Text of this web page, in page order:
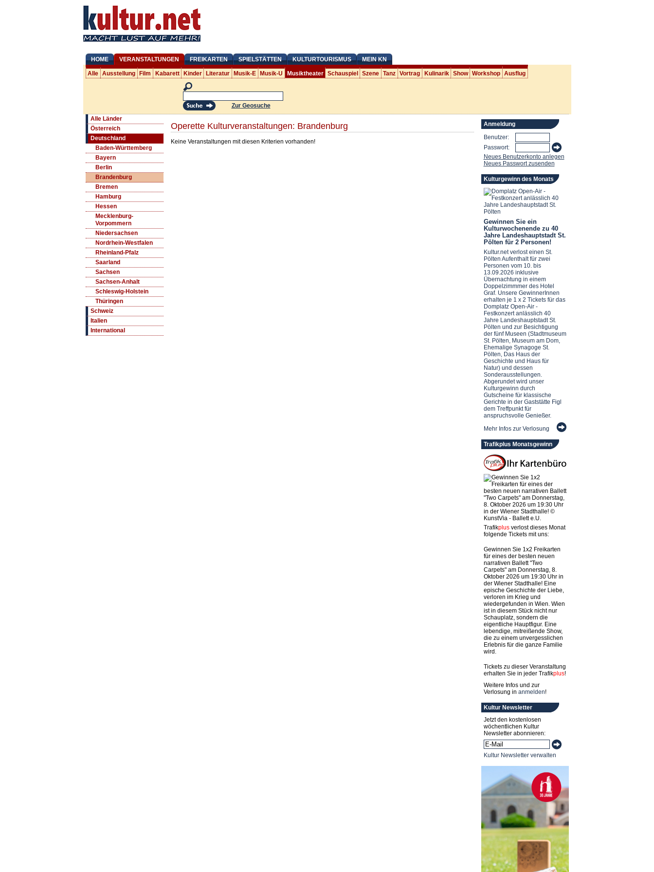
HOME VERANSTALTUNGEN FREIKARTEN SPIELSTÄTTEN KULTURTOURISMUS MEIN KN
Alle Ausstellung Film Kabarett Kinder Literatur Musik-E Musik-U Musiktheater Schauspiel Szene Tanz Vortrag Kulinarik Show Workshop Ausflug
Zur Geosuche
Alle Länder
Österreich
Deutschland
Baden-Württemberg
Bayern
Berlin
Brandenburg
Bremen
Hamburg
Hessen
Mecklenburg-
Vorpommern
Niedersachsen
Nordrhein-Westfalen
Rheinland-Pfalz
Saarland
Sachsen
Sachsen-Anhalt
Schleswig-Holstein
Thüringen
Schweiz
Italien
International
Operette Kulturveranstaltungen: Brandenburg
Keine Veranstaltungen mit diesen Kriterien vorhanden!
Anmeldung
Benutzer:
Passwort:
Neues Benutzerkonto anlegen
Neues Passwort zusenden
Kulturgewinn des Monats
Gewinnen Sie ein
Kulturwochenende zu 40
Jahre Landeshauptstadt St.
Pölten für 2 Personen!
Kultur.net verlost einen St.
Pölten Aufenthalt für zwei
Personen vom 10. bis
13.09.2026 inklusive
Übernachtung in einem
Doppelzimmmer des Hotel
Graf. Unsere GewinnerInnen
erhalten je 1 x 2 Tickets für das
Domplatz Open-Air -
Festkonzert anlässlich 40
Jahre Landeshauptstadt St.
Pölten und zur Besichtigung
der fünf Museen (Stadtmuseum
St. Pölten, Museum am Dom,
Ehemalige Synagoge St.
Pölten, Das Haus der
Geschichte und Haus für
Natur) und dessen
Sonderausstellungen.
Abgerundet wird unser
Kulturgewinn durch
Gutscheine für klassische
Gerichte in der Gaststätte Figl
dem Treffpunkt für
anspruchsvolle Genießer.
Mehr Infos zur Verlosung
Trafikplus Monatsgewinn
Trafikplusverlost dieses Monat
folgende Tickets mit uns:
Gewinnen Sie 1x2 Freikarten
für eines der besten neuen
narrativen Ballett "Two
Carpets" am Donnerstag, 8.
Oktober 2026 um 19:30 Uhr in
der Wiener Stadthalle! Eine
epische Geschichte der Liebe,
verloren im Krieg und
wiedergefunden in Wien. Wien
ist in diesem Stück nicht nur
Schauplatz, sondern die
eigentliche Hauptfigur. Eine
lebendige, mitreißende Show,
die zu einem unvergesslichen
Erlebnis für die ganze Familie
wird.
Tickets zu dieser Veranstaltung
erhalten Sie in jeder Trafikplus!
Weitere Infos und zur
Verlosung in anmelden!
Kultur Newsletter
Jetzt den kostenlosen
wöchentlichen Kultur
Newsletter abonnieren:
Kultur Newsletter verwalten